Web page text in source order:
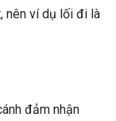
nên ví dụ lối đi là
đảm nhận